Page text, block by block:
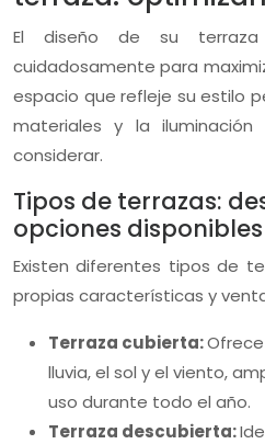
El diseño de su
cuidadosamente para
espacio que refleje su estilo
materiales y la
considerar.
Tipos de terrazas:
opciones disponibles
Existen diferentes tipos de
propias características y
Terraza cubierta:
lluvia, el sol y el viento,
uso durante todo el año.
Terraza descubierta: